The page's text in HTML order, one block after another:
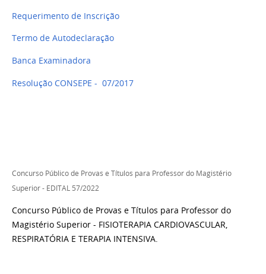
Requerimento de Inscrição
Termo de Autodeclaração
Banca Examinadora
Resolução CONSEPE - 07/2017
Concurso Público de Provas e Títulos para Professor do Magistério
Superior - EDITAL 57/2022
Concurso Público de Provas e Títulos para Professor do
Magistério Superior - FISIOTERAPIA CARDIOVASCULAR,
RESPIRATÓRIA E TERAPIA INTENSIVA.